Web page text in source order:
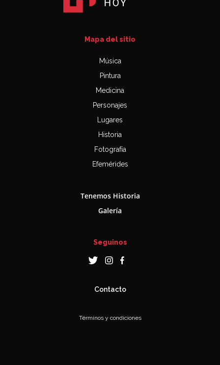
Mapa del sitio
Música
Pintura
Medicina
Personajes
Lugares
Historia
Fotografía
Efemérides
Tenemos Historia
Galería
Seguinos
Contacto
Términos y condiciones